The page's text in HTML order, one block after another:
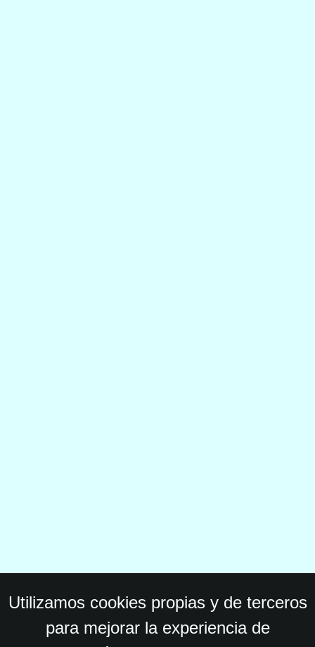
Utilizamos cookies propias y de terceros
para mejorar la experiencia de